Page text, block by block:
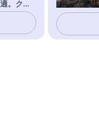
。クラ
ア。